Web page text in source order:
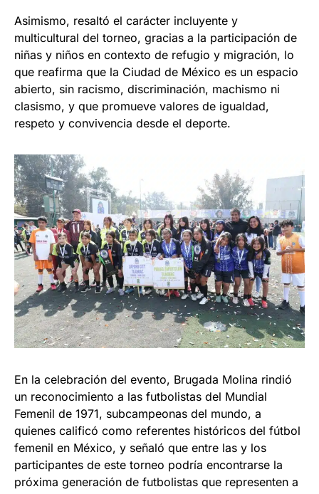
Asimismo, resaltó el carácter incluyente y
multicultural del torneo, gracias a la participación de
niñas y niños en contexto de refugio y migración, lo
que reafirma que la Ciudad de México es un espacio
abierto, sin racismo, discriminación, machismo ni
clasismo, y que promueve valores de igualdad,
respeto y convivencia desde el deporte.
En la celebración del evento, Brugada Molina rindió
un reconocimiento a las futbolistas del Mundial
Femenil de 1971, subcampeonas del mundo, a
quienes calificó como referentes históricos del fútbol
femenil en México, y señaló que entre las y los
participantes de este torneo podría encontrarse la
próxima generación de futbolistas que representen a